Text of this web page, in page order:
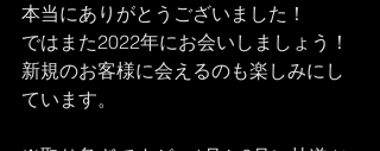
本当にありがとうございました！
ではまた2022年にお会いしましょう！
新規のお客様に会えるのも楽しみにし
ています。